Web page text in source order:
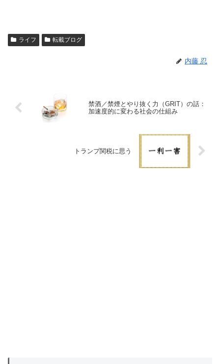
ライフ 転載ブログ
内藤 忍
禁酒／禁煙とやり抜く力（GRIT）の話：
加速度的に変わる社会の仕組み
トランプ関税に思う